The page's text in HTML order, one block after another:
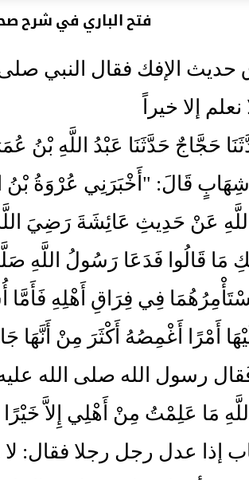
فتح الباري في شرح
الإفك فقال النبي
إلا خيراً
حَدَّثَنَا حَجَّاجٌ حَدَّثَنَا عَبْدُ اللَّهِ
قَالَ: "أَخْبَرَنِي عُرْوَةُ بْنُ
عَنْ حَدِيثِ عَائِشَةَ رَضِيَ
مَا قَالُوا فَدَعَا رَسُولُ اللَّهِ
فِي فِرَاقِ أَهْلِهِ فَأَمَّا
أَمْرًا أَغْمِصُهُ أَكْثَرَ مِنْ أَنَّهَا
رسول الله صلى الله
مَا عَلِمْتُ مِنْ أَهْلِي إِلاَّ
إذا عدل رجل رجلا فقال: لا